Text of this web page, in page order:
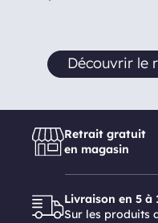
Découvrir le
Retrait gratuit
en magasin
Livraison en 5 à
Sur les produits